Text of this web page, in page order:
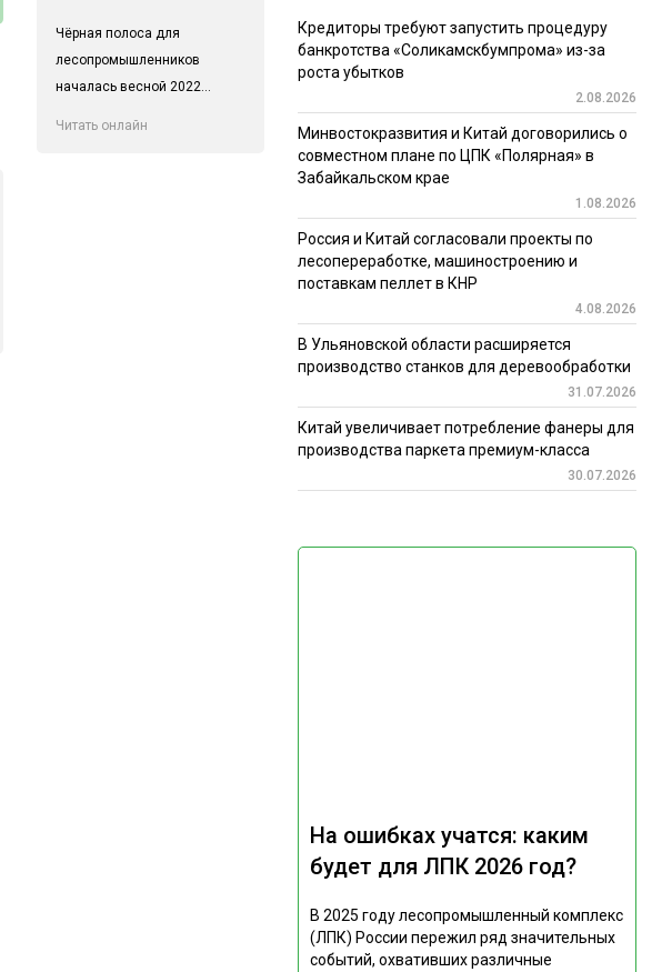
Чёрная полоса для
лесопромышленников
началась весной 2022...
Читать онлайн
На ошибках учатся: каким
будет для ЛПК 2026 год?
В 2025 году лесопромышленный комплекс
(ЛПК) России пережил ряд значительных
событий, охвативших различные
Кредиторы требуют запустить процедуру
банкротства «Соликамскбумпрома» из-за
роста убытков
2.08.2026
Минвостокразвития и Китай договорились о
совместном плане по ЦПК «Полярная» в
Забайкальском крае
1.08.2026
Россия и Китай согласовали проекты по
лесопереработке, машиностроению и
поставкам пеллет в КНР
4.08.2026
В Ульяновской области расширяется
производство станков для деревообработки
31.07.2026
Китай увеличивает потребление фанеры для
производства паркета премиум-класса
30.07.2026